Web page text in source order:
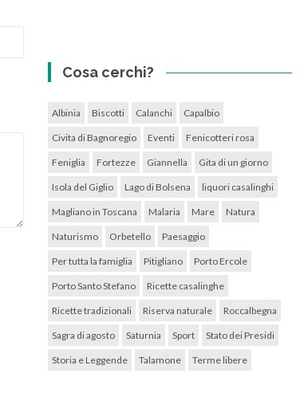
Cosa cerchi?
Albinia Biscotti Calanchi Capalbio
Civita di Bagnoregio Eventi Fenicotteri rosa
Feniglia Fortezze Giannella Gita di un giorno
Isola del Giglio Lago di Bolsena liquori casalinghi
Magliano in Toscana Malaria Mare Natura
Naturismo Orbetello Paesaggio
Per tutta la famiglia Pitigliano Porto Ercole
Porto Santo Stefano Ricette casalinghe
Ricette tradizionali Riserva naturale Roccalbegna
Sagra di agosto Saturnia Sport Stato dei Presidi
Storia e Leggende Talamone Terme libere